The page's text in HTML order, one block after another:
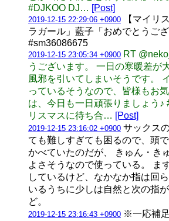
#DJKOO DJ… [Post]
2019-12-15 22:29:06 +0900 【マイリ
ラガール」藍子「おめでとうご
#sm36086675
2019-12-15 23:05:34 +0900 RT
うございます。 一日の寒暖差が
風邪を引いてしまいそうです。
っているそうなので、皆様もお
は、今日も一日頑張りましょう♪
リスマスに待ち合… [Post]
2019-12-15 23:16:02 +0900 サックス
ても難しすぎても困るので、頭
かべていたのだが、 きゅん・き
よさそうなので使っている。 ま
しているけど、なかなか指は回
いるうちに少しは自然と次の指
ど。
2019-12-15 23:16:43 +0900 ※一応補